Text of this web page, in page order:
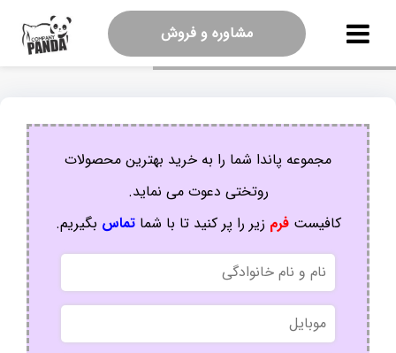
مشاوره و فروش
مجموعه پاندا شما را به خرید بهترین محصولات
روتختی دعوت می نماید.
کافیستفرم زیر را پر کنید تا با شماتماس بگیریم.
نام
و
نام
خانوادگی
موبایل